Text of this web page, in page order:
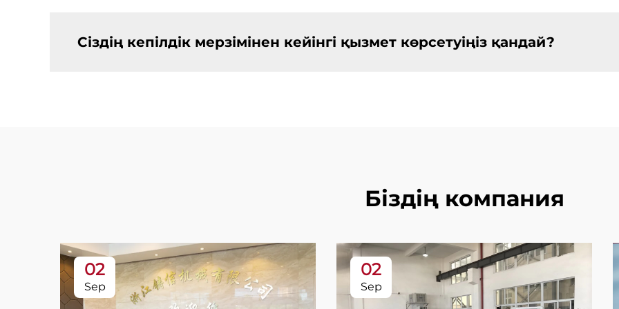
Сіздің кепілдік мерзімінен кейінгі қызмет көрсетуіңіз қандай?
Біздің компания
02
Sep
02
Sep